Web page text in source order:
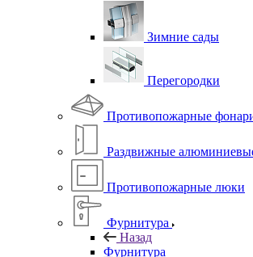
Зимние сады
Перегородки
Противопожарные
Раздвижные
Противопожарные люки
Фурнитура
Назад
Фурнитура